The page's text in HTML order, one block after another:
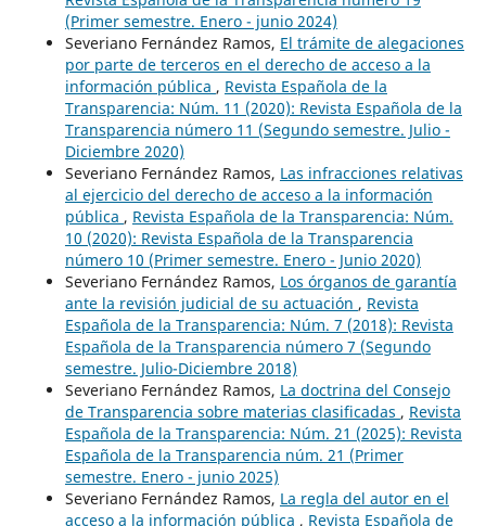
(Primer semestre. Enero - junio 2024)
Severiano Fernández Ramos, El trámite de alegaciones
por parte de terceros en el derecho de acceso a la
información pública , Revista Española de la
Transparencia: Núm. 11 (2020): Revista Española de la
Transparencia número 11 (Segundo semestre. Julio -
Diciembre 2020)
Severiano Fernández Ramos, Las infracciones relativas
al ejercicio del derecho de acceso a la información
pública , Revista Española de la Transparencia: Núm.
10 (2020): Revista Española de la Transparencia
número 10 (Primer semestre. Enero - Junio 2020)
Severiano Fernández Ramos, Los órganos de garantía
ante la revisión judicial de su actuación , Revista
Española de la Transparencia: Núm. 7 (2018): Revista
Española de la Transparencia número 7 (Segundo
semestre. Julio-Diciembre 2018)
Severiano Fernández Ramos, La doctrina del Consejo
de Transparencia sobre materias clasificadas , Revista
Española de la Transparencia: Núm. 21 (2025): Revista
Española de la Transparencia núm. 21 (Primer
semestre. Enero - junio 2025)
Severiano Fernández Ramos, La regla del autor en el
acceso a la información pública , Revista Española de